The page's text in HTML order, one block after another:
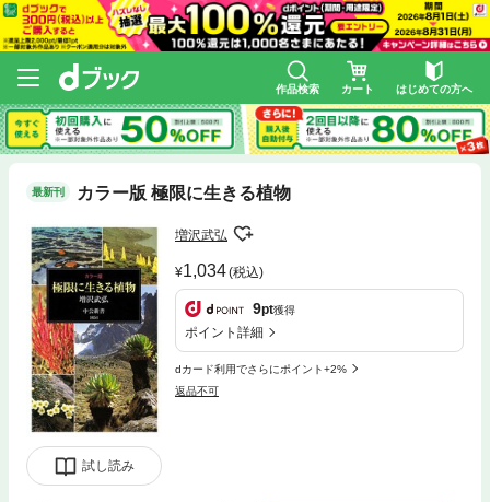
作品検索 カート はじめての方へ
最新刊 カラー版 極限に生きる植物
試し読み
増沢武弘
1,034(税込)
9pt獲得
ポイント詳細
dカード利用でさらにポイント+2%
返品不可